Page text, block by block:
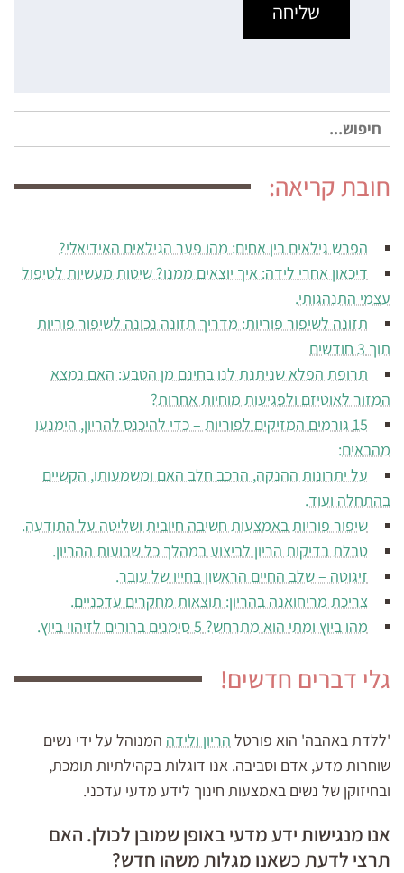
חיפוש
עבור:
חובת קריאה:
הפרש גילאים בין אחים: מהו פער הגילאים האידיאלי?
דיכאון אחרי לידה: איך יוצאים ממנו? שיטות מעשיות לטיפול
עצמי התנהגותי.
תזונה לשיפור פוריות: מדריך תזונה נכונה לשיפור פוריות
תוך 3 חודשים
תרופת הפלא שניתנת לנו בחינם מן הטבע: האם נמצא
המזור לאוטיזם ולפגיעות מוחיות אחרות?
15 גורמים המזיקים לפוריות – כדי להיכנס להריון, הימנעו
מהבאים:
על יתרונות ההנקה, הרכב חלב האם ומשמעותו, הקשיים
בהתחלה ועוד.
שיפור פוריות באמצעות חשיבה חיובית ושליטה על התודעה.
טבלת בדיקות הריון לביצוע במהלך כל שבועות ההריון.
זיגוטה – שלב החיים הראשון בחייו של עובר.
צריכת מריחואנה בהריון: תוצאות מחקרים עדכניים.
מהו ביוץ ומתי הוא מתרחש? 5 סימנים ברורים לזיהוי ביוץ.
גלי דברים חדשים!
'ללדת באהבה' הוא פורטל הריון ולידה המנוהל על ידי נשים
שוחרות מדע, אדם וסביבה. אנו דוגלות בקהילתיות תומכת,
ובחיזוקן של נשים באמצעות חינוך לידע מדעי עדכני.
אנו מנגישות ידע מדעי באופן שמובן לכולן. האם
תרצי לדעת כשאנו מגלות משהו חדש?